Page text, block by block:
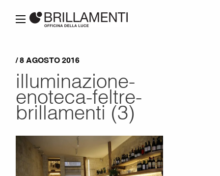
/ 8 AGOSTO 2016
illuminazione-
enoteca-feltre-
brillamenti (3)